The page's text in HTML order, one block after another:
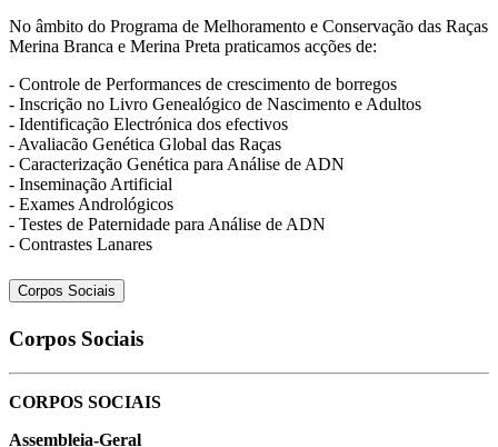
No âmbito do Programa de Melhoramento e Conservação das Raças
Merina Branca e Merina Preta praticamos acções de:
- Controle de Performances de crescimento de borregos
- Inscrição no Livro Genealógico de Nascimento e Adultos
- Identificação Electrónica dos efectivos
- Avaliacão Genética Global das Raças
- Caracterização Genética para Análise de ADN
- Inseminação Artificial
- Exames Andrológicos
- Testes de Paternidade para Análise de ADN
- Contrastes Lanares
Corpos Sociais
Corpos Sociais
CORPOS SOCIAIS
Assembleia-Geral